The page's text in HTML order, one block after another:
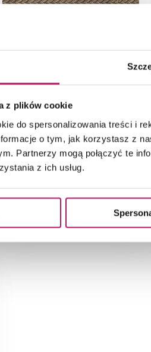
z plików cookie
do spersonalizowania treści i
o tym, jak korzystasz z
Partnerzy mogą połączyć te
z ich usług.
Brown Ściana B
Płytka ścienna, 29,8x59,8 cm
102,90 PLN
-10% od 114,70 PLN najniższa cena